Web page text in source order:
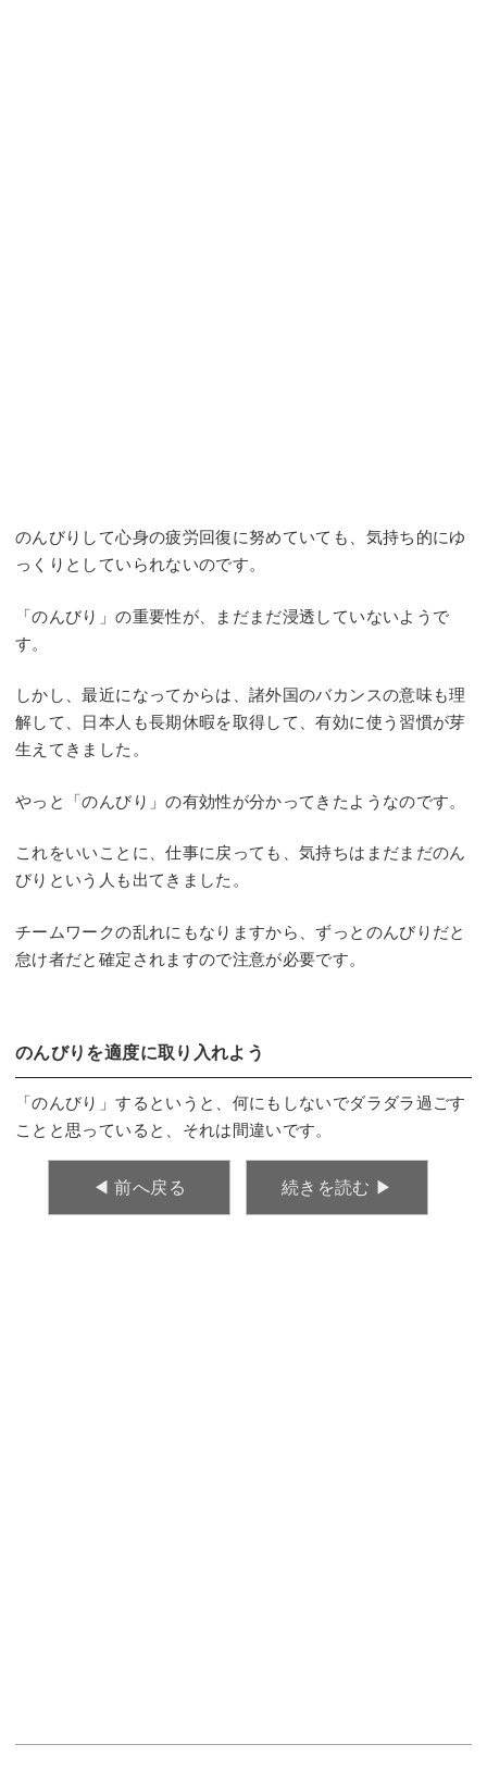
のんびりして心身の疲労回復に努めていても、気持ち的にゆ
っくりとしていられないのです。
「のんびり」の重要性が、まだまだ浸透していないようで
す。
しかし、最近になってからは、諸外国のバカンスの意味も理
解して、日本人も長期休暇を取得して、有効に使う習慣が芽
生えてきました。
やっと「のんびり」の有効性が分かってきたようなのです。
これをいいことに、仕事に戻っても、気持ちはまだまだのん
びりという人も出てきました。
チームワークの乱れにもなりますから、ずっとのんびりだと
怠け者だと確定されますので注意が必要です。
のんびりを適度に取り入れよう
「のんびり」するというと、何にもしないでダラダラ過ごす
ことと思っていると、それは間違いです。
◀︎ 前へ戻る 続きを読む ▶︎